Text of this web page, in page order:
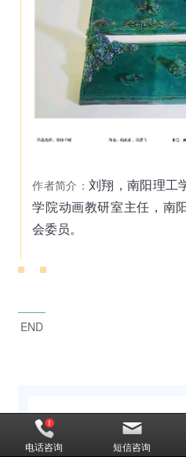
作者简介： 刘翔，南阳理工
学院动画教研室主任，南
会委员。
END
电话咨询 短信咨询